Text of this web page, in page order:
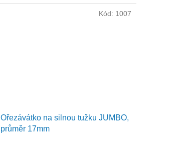
Ořezávátko na silnou tužku JUMBO,
průměr 17mm
Kód: 1007